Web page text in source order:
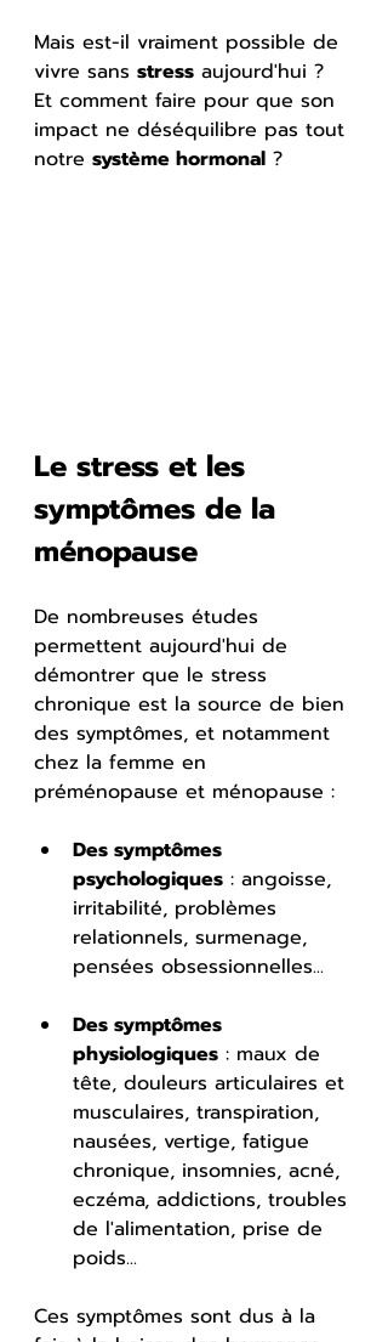
Mais est-il vraiment possible de
vivre sans stress aujourd'hui ?
Et comment faire pour que son
impact ne déséquilibre pas tout
notre système hormonal ?
Le stress et les
symptômes de la
ménopause
De nombreuses études
permettent aujourd'hui de
démontrer que le stress
chronique est la source de bien
des symptômes, et notamment
chez la femme en
préménopause et ménopause :
Des symptômes
psychologiques : angoisse,
irritabilité, problèmes
relationnels, surmenage,
pensées obsessionnelles...
Des symptômes
physiologiques : maux de
tête, douleurs articulaires et
musculaires, transpiration,
nausées, vertige, fatigue
chronique, insomnies, acné,
eczéma, addictions, troubles
de l'alimentation, prise de
poids...
Ces symptômes sont dus à la